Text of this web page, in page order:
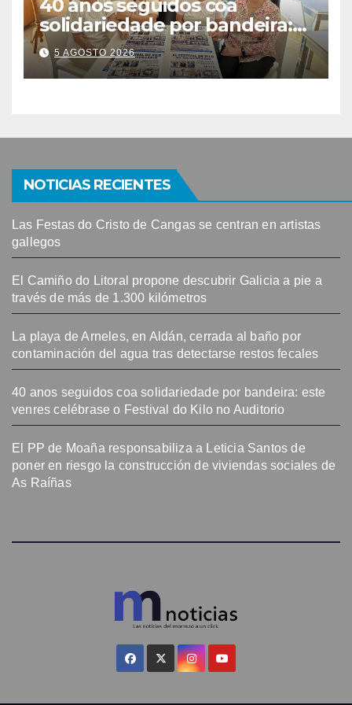
40 anos seguidos coa
solidariedade por bandeira:
este venres celébrase o
Festival do Kilo no Auditorio
5 AGOSTO 2026
NOTICIAS RECIENTES
Las Festas do Cristo de Cangas se centran en artistas
gallegos
El Camiño do Litoral propone descubrir Galicia a pie a
través de más de 1.300 kilómetros
La playa de Arneles, en Aldán, cerrada al baño por
contaminación del agua tras detectarse restos fecales
40 anos seguidos coa solidariedade por bandeira: este
venres celébrase o Festival do Kilo no Auditorio
El PP de Moaña responsabiliza a Leticia Santos de
poner en riesgo la construcción de viviendas sociales de
As Raíñas